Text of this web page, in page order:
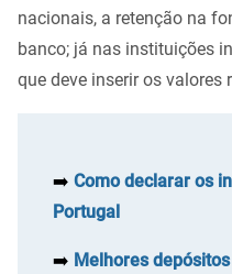
nacionais, a retenção na
banco; já nas instituições
que deve inserir os valores
➡️ Como declarar os
Portugal
➡️ Melhores